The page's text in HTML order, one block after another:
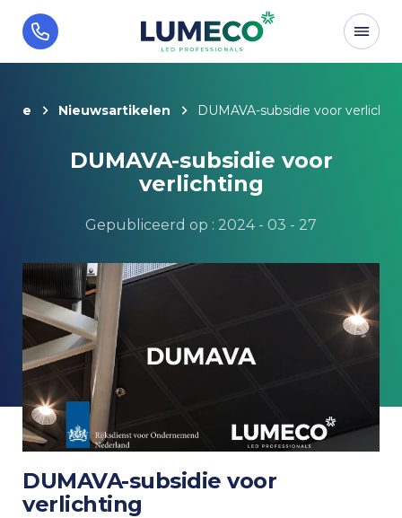
Nieuwsartikelen DUMAVA-subsidie voor
DUMAVA-subsidie voor
verlichting
Gepubliceerd op : 2024 - 03 - 27
DUMAVA-subsidie voor
verlichting